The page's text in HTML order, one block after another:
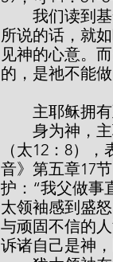
所说的话，就
见神的心意。
的，是祂不能
主耶
（太12：8）
音》第五章17
护：“我父做事
太领袖感到盛
与顽固不信的
诉诸自己是神